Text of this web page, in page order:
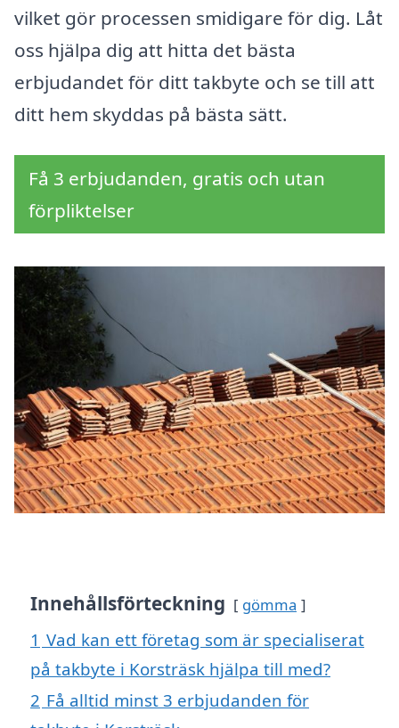
vilket gör processen smidigare för dig. Låt
oss hjälpa dig att hitta det bästa
erbjudandet för ditt takbyte och se till att
ditt hem skyddas på bästa sätt.
Få 3 erbjudanden, gratis och utan
förpliktelser
Innehållsförteckning gömma
1 Vad kan ett företag som är specialiserat
på takbyte i Korsträsk hjälpa till med?
2 Få alltid minst 3 erbjudanden för